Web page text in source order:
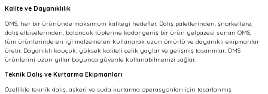
Kalite ve Dayanıklılık
OMS, her bir ürününde maksimum kaliteyi hedefler. Dalış paletlerinden, şnorkellere,
dalış elbiselerinden, baloncuk tüplerine kadar geniş bir ürün yelpazesi sunan OMS,
tüm ürünlerinde en iyi malzemeleri kullanarak uzun ömürlü ve dayanıklı ekipmanlar
üretir. Dayanıklı kauçuk, yüksek kaliteli çelik yaylar ve gelişmiş tasarımlar, OMS
ürünlerini uzun yıllar boyunca güvenle kullanabilmenizi sağlar.
Teknik Dalış ve Kurtarma Ekipmanları
Özellikle teknik dalış, askeri ve suda kurtarma operasyonları için tasarlanmış